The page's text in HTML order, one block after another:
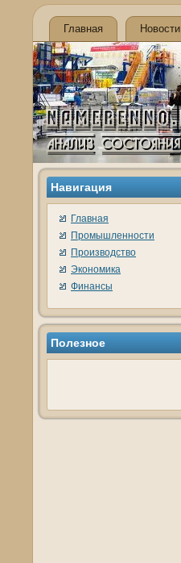
Главная Новости
Навигация
Главная
Промышленности
Производство
Экономика
Финансы
Полезнοе